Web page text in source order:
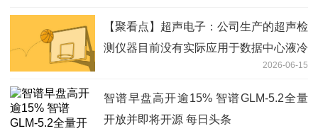
【聚看点】超声电子：公司生产的超声检
测仪器目前没有实际应用于数据中心液冷
2026-06-15
智谱早盘高开逾15% 智谱GLM-5.2全量
开放并即将开源 每日头条